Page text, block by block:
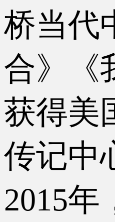
桥当代
合》《
获得美
传记中
2015